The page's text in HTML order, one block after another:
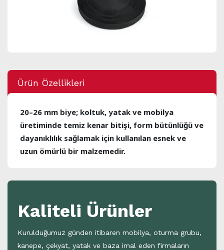
Ürün Özellikleri
20–26 mm biye; koltuk, yatak ve mobilya
üretiminde temiz kenar bitişi, form bütünlüğü ve
dayanıklılık sağlamak için kullanılan esnek ve
uzun ömürlü bir malzemedir.
Kaliteli Ürünler
Kurulduğumuz günden itibaren mobilya, oturma grubu,
kanepe, çekyat, yatak ve baza imal eden firmaların